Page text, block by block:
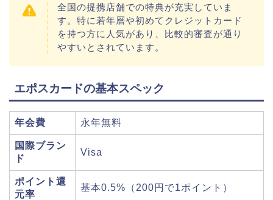
全国の提携店舗での特典が充実していま
す。特に若年層や初めてクレジットカード
を持つ方に人気があり、比較的審査が通り
やすいとされています。
エポスカードの基本スペック
年会費 永年無料
国際ブラン
ド
Visa
ポイント還
元率
基本0.5%（200円で1ポイント）